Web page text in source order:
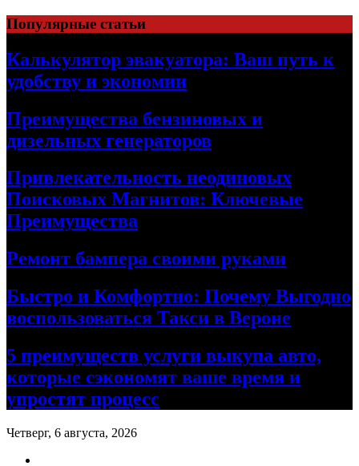
Skip
to
content
Популярные статьи
Калькулятор эвакуатора: Ваш путь к
удобству и экономии
Преимущества бензиновых и
дизельных генераторов
Привлекательность неодиновых
Поисковых Магнитов: Ключевые
Преимущества
Ремонт бампера своими руками
Быстро и Комфортно: Почему Выгодно
воспользоваться Такси в Вероне
5 преимуществ услуги выкупа авто,
которые сэкономят ваше время и
упростят процесс
Четверг, 6 августа, 2026